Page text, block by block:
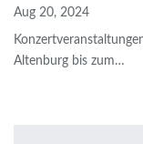
Aug 20, 2024
Altenburg bis zum…